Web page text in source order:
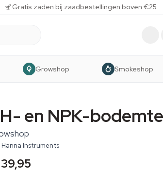
Gratis zaden bij zaadbestellingen boven €25
Growshop Smokeshop
en NPK-
Hanna Instruments